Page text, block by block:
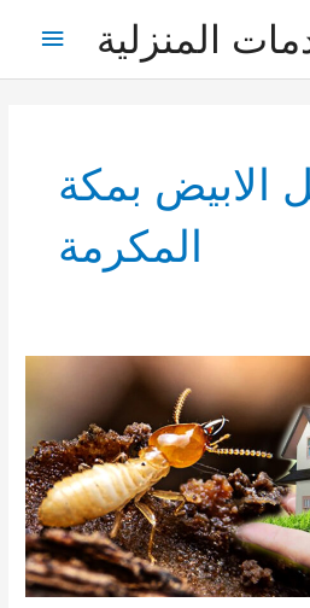
المنزلية
الابيض بمكة
المكرمة